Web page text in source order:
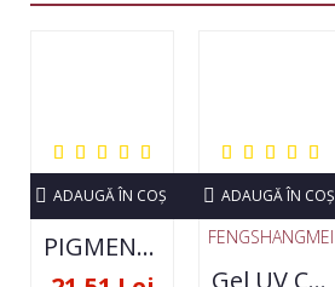
PIGMENT NEON SET 12 CULORI
ADAUGĂ ÎN COŞ
FENGSHANGMEI
Gel UV Constructie FSM 50ML - 07
ADAUGĂ ÎN COŞ